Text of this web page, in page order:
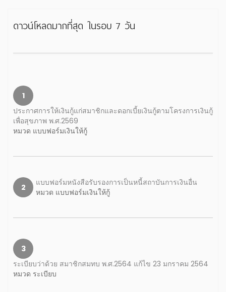
ดาวน์โหลดมากที่สุด ในรอบ 7 วัน
1
ประกาศการให้เงินกู้แก่สมาชิกและดอกเบี้ยเงินกู้ตามโครงการเงินกู้
เพื่อสุขภาพ พ.ศ.2569
หมวด แบบฟอร์มเงินให้กู้
2
แบบฟอร์มหนังสือรับรองการเป็นหนี้สถาบันการเงินอื่น
หมวด แบบฟอร์มเงินให้กู้
3
ระเบียบว่าด้วย สมาชิกสมทบ พ.ศ.2564 แก้ไข 23 มกราคม 2564
หมวด ระเบียบ